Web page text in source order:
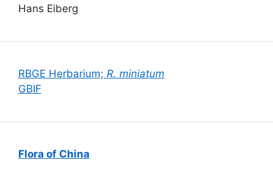
Hans Eiberg
RBGE Herbarium; R. miniatum
GBIF
Flora of China